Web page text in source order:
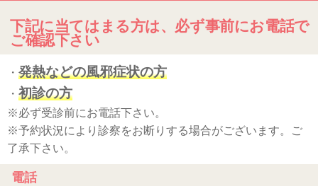
下記に当てはまる方は、必ず事前にお電話で
ご確認下さい
・ 発熱などの風邪症状の方
・ 初診の方
※必ず受診前にお電話下さい。
※予約状況により診察をお断りする場合がございます。ご
了承下さい。
電話